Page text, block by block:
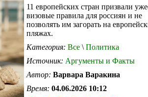
11 европейских стран призвали
визовые правила для россиян и не
позволять им загорать на
пляжах.
Категория: Все \ Политика
Источник: Аргументы и Факты
Автор: Варвара Варакина
Время: 04.06.2026 10:12